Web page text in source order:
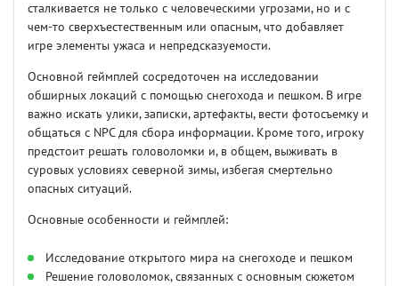
сталкивается не только с человеческими угрозами, но и с
чем-то сверхъестественным или опасным, что добавляет
игре элементы ужаса и непредсказуемости.
Основной геймплей сосредоточен на исследовании
обширных локаций с помощью снегохода и пешком. В игре
важно искать улики, записки, артефакты, вести фотосъемку и
общаться с NPC для сбора информации. Кроме того, игроку
предстоит решать головоломки и, в общем, выживать в
суровых условиях северной зимы, избегая смертельно
опасных ситуаций.
Основные особенности и геймплей:
Исследование открытого мира на снегоходе и пешком
Решение головоломок, связанных с основным сюжетом